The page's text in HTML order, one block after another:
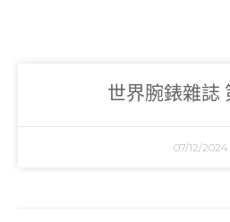
世界腕錶雜誌
07/12/2024